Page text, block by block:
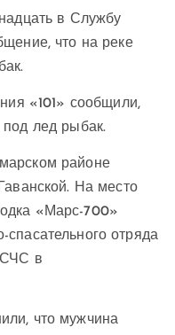
в Службу
что на реке
«101» сообщили,
под лед рыбак.
районе
На место
«Марс-700»
отряда
в
что мужчина